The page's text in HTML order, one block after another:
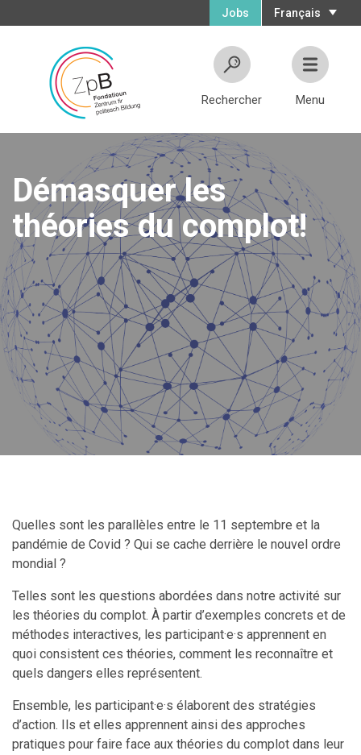
Français
Jobs
Rechercher Menu
Démasquer les
théories du complot!
Quelles sont les parallèles entre le 11 septembre et la
pandémie de Covid ? Qui se cache derrière le nouvel ordre
mondial ?
Telles sont les questions abordées dans notre activité sur
les théories du complot. À partir d’exemples concrets et de
méthodes interactives, les participant·e·s apprennent en
quoi consistent ces théories, comment les reconnaître et
quels dangers elles représentent.
Ensemble, les participant·e·s élaborent des stratégies
d’action. Ils et elles apprennent ainsi des approches
pratiques pour faire face aux théories du complot dans leur